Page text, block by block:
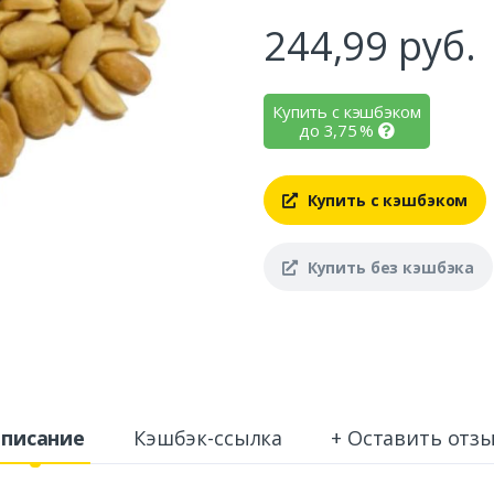
244,99 руб.
Купить с кэшбэком
до 3,75%
Купить с кэшбэком
Купить без кэшбэка
Кэшбэк-ссылка + Оставить